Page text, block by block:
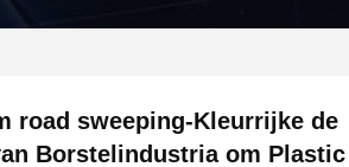
road sweeping-Kleurrijke de
Borstelindustria om Plastic